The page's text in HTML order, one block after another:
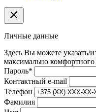
clear
Личные данные
Здесь Вы можете указать/
максимально
Пароль*
Контактный e-mail
Телефон
Фамилия